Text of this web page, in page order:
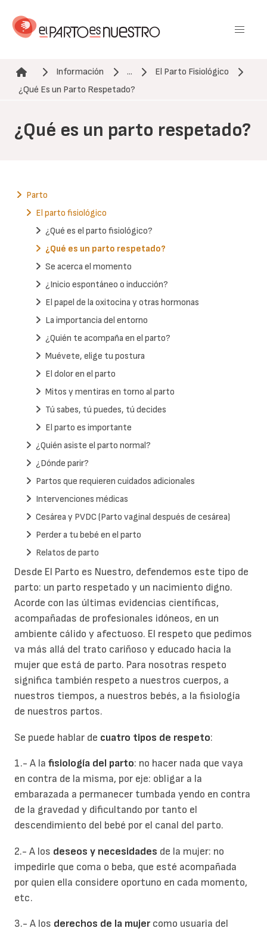
contenido
Ruta de navegación
Información ...
El Parto Fisiológico
¿Qué Es un Parto Respetado?
¿Qué es un parto respetado?
Desde El Parto es Nuestro, defendemos este tipo de
parto: un parto respetado y un nacimiento digno.
Acorde con las últimas evidencias científicas,
acompañadas de profesionales idóneos, en un
ambiente cálido y afectuoso. El respeto que pedimos
va más allá del trato cariñoso y educado hacia la
mujer que está de parto. Para nosotras respeto
significa también respeto a nuestros cuerpos, a
nuestros tiempos, a nuestros bebés, a la fisiología
de nuestros partos.
Se puede hablar de cuatro tipos de respeto:
1.- A la fisiología del parto: no hacer nada que vaya
en contra de la misma, por eje: obligar a la
embarazada a permanecer tumbada yendo en contra
de la gravedad y dificultando por tanto el
descendimiento del bebé por el canal del parto.
2.- A los deseos y necesidades de la mujer: no
impedirle que coma o beba, que esté acompañada
por quien ella considere oportuno en cada momento,
etc.
3.- A los derechos de la mujer como usuaria del
Parto
El parto fisiológico
¿Qué es el parto fisiológico?
¿Qué es un parto respetado?
Se acerca el momento
¿Inicio espontáneo o inducción?
El papel de la oxitocina y otras hormonas
La importancia del entorno
¿Quién te acompaña en el parto?
Muévete, elige tu postura
El dolor en el parto
Mitos y mentiras en torno al parto
Tú sabes, tú puedes, tú decides
El parto es importante
¿Quién asiste el parto normal?
¿Dónde parir?
Partos que requieren cuidados adicionales
Intervenciones médicas
Cesárea y PVDC (Parto vaginal después de cesárea)
Perder a tu bebé en el parto
Relatos de parto